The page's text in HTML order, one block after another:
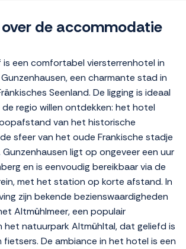
de accommodatie
is een comfortabel viersterrenhotel in
een charmante stad in
Seenland. De ligging is ideaal
regio willen ontdekken: het hotel
van het historische
sfeer van het oude Frankische stadje
ligt op ongeveer een uur
en is eenvoudig bereikbaar via de
met het station op korte afstand. In
zijn bekende bezienswaardigheden
Altmühlmeer, een populair
het natuurpark Altmühltal, dat geliefd is
fietsers. De ambiance in het hotel is een